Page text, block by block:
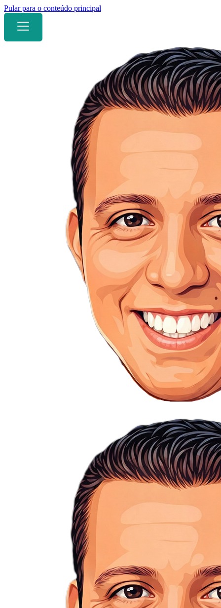
Pular para o conteúdo principal